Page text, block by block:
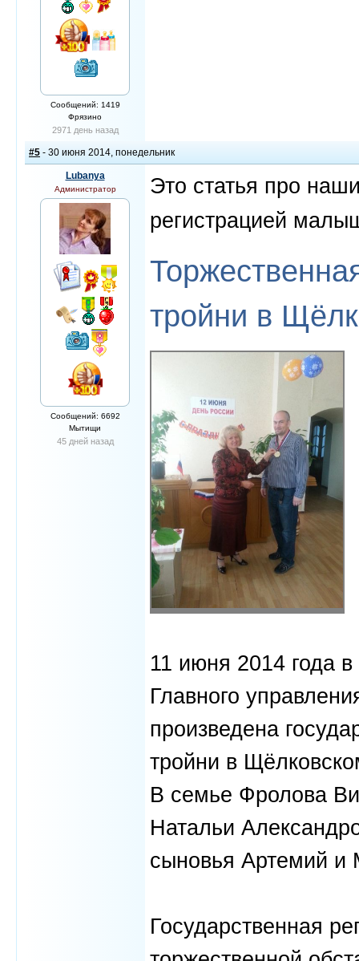
Сообщений: 1419
Фрязино
2971 день назад
#5 - 30 июня 2014, понедельник
Lubanya
Администратор
Сообщений: 6692
Мытищи
45 дней назад
Это статья про
регистрацией
тройни в
11 июня 2014 года
Главного
произведена
тройни в
В семье Фролова
Натальи
сыновья Артемий и
Государственная